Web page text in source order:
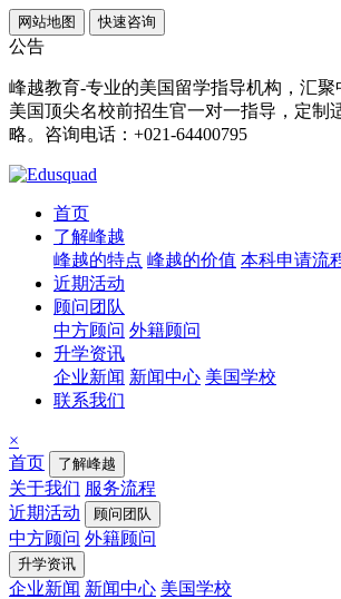
网站地图 快速咨询
公告
峰越教育-专业的美国留学指导机构，汇聚
美国顶尖名校前招生官一对一指导，定制
略。咨询电话：+021-64400795
首页
了解峰越
峰越的特点 峰越的价值 本科申请流
近期活动
顾问团队
中方顾问 外籍顾问
升学资讯
企业新闻 新闻中心 美国学校
联系我们
×
首页
了解峰越
关于我们 服务流程
近期活动
顾问团队
中方顾问 外籍顾问
升学资讯
企业新闻 新闻中心 美国学校